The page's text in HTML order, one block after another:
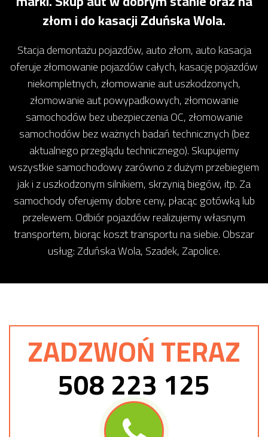
złom i do kasacji Zduńska Wola.
Stacja demontażu pojazdów, auto złom, auto kasacja
oferuje złomowanie pojazdów całych, kasację pojazdów
niekompletnych, złomowanie aut uszkodzonych,
złomowanie aut powypadkowych, złomowanie
samochodów bez ubezpieczenia OC, złomowanie
samochodów bez ważnych badań technicznych (bez
aktualnego przeglądu technicznego). Skupujemy
wszystkie samochodowy zarówno z dużym przebiegiem
jak i z uszkodzonym silnikiem, skrzynią biegów, itp. Za
samochody oferujemy dobre ceny, płacąc gotówką lub
przelewem. Odbiór pojazdów realizujemy własnym
transportem, biorąc koszt transportu na siebie. Obszar
usług: Zduńska Wola, Szadek, Zapolice.
ZADZWOŃ TERAZ
508 223 125